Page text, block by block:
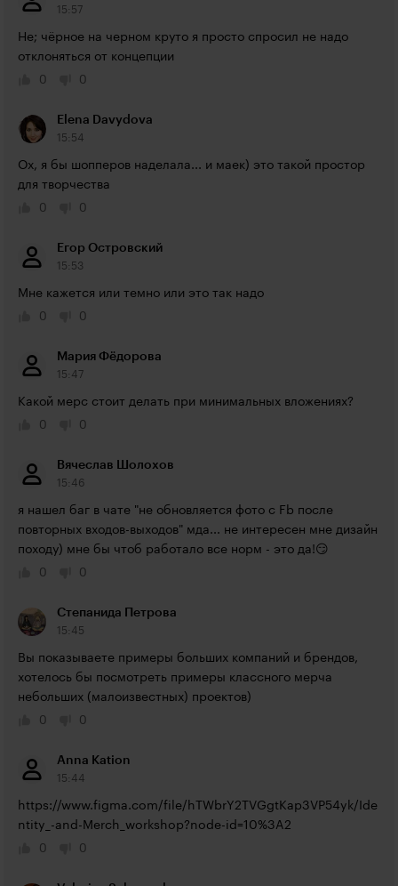
15:57
Не; чёрное на черном круто я просто спросил не надо
отклоняться от концепции
0
0
Elena Davydova
15:54
Ох, я бы шопперов наделала... и маек) это такой простор
для творчества
0
0
Егор Островский
15:53
Мне кажется или темно или это так надо
0
0
Мария Фёдорова
15:47
Какой мерс стоит делать при минимальных вложениях?
0
0
Вячеслав Шолохов
15:46
я нашел баг в чате "не обновляется фото с Fb после
повторных входов-выходов" мда... не интересен мне дизайн
походу) мне бы чтоб работало все норм - это да!😏
0
0
Степанида Петрова
15:45
Вы показываете примеры больших компаний и брендов,
хотелось бы посмотреть примеры классного мерча
небольших (малоизвестных) проектов)
0
0
Anna Kation
15:44
https://www.figma.com/file/hTWbrY2TVGgtKap3VP54yk/Ide
ntity_-and-Merch_workshop?node-id=10%3A2
0
0